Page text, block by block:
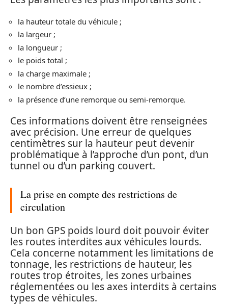
la hauteur totale du véhicule ;
la largeur ;
la longueur ;
le poids total ;
la charge maximale ;
le nombre d’essieux ;
la présence d’une remorque ou semi-remorque.
Ces informations doivent être renseignées
avec précision. Une erreur de quelques
centimètres sur la hauteur peut devenir
problématique à l’approche d’un pont, d’un
tunnel ou d’un parking couvert.
La prise en compte des restrictions de
circulation
Un bon GPS poids lourd doit pouvoir éviter
les routes interdites aux véhicules lourds.
Cela concerne notamment les limitations de
tonnage, les restrictions de hauteur, les
routes trop étroites, les zones urbaines
réglementées ou les axes interdits à certains
types de véhicules.